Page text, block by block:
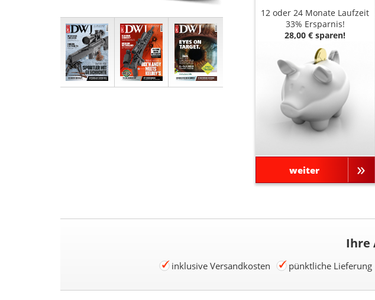
12 oder 24 Monate Laufzeit
33% Ersparnis!
28,00 € sparen!
weiter
Ihre
inklusive Versandkosten pünktliche Lieferung